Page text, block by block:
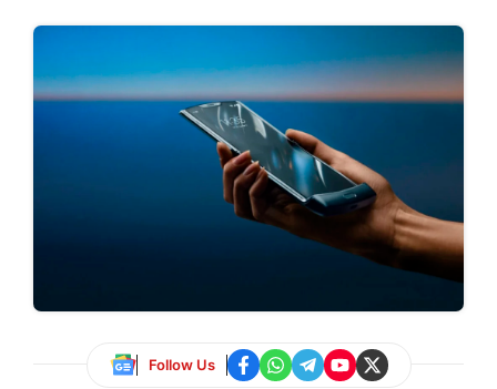
Follow Us